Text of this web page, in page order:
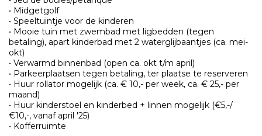
• Midgetgolf
• Speeltuintje voor de kinderen
• Mooie tuin met zwembad met ligbedden (tegen
betaling), apart kinderbad met 2 waterglijbaantjes (ca. mei-
okt)
• Verwarmd binnenbad (open ca. okt t/m april)
• Parkeerplaatsen tegen betaling, ter plaatse te reserveren
• Huur rollator mogelijk (ca. € 10,- per week, ca. € 25,- per
maand)
• Huur kinderstoel en kinderbed + linnen mogelijk (€5,-/
€10,-, vanaf april '25)
• Kofferruimte